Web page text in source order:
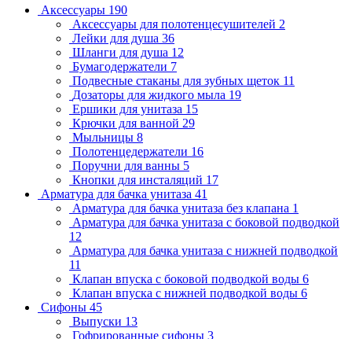
Аксессуары 190
Аксессуары для полотенцесушителей 2
Лейки для душа 36
Шланги для душа 12
Бумагодержатели 7
Подвесные стаканы для зубных щеток 11
Дозаторы для жидкого мыла 19
Ершики для унитаза 15
Крючки для ванной 29
Мыльницы 8
Полотенцедержатели 16
Поручни для ванны 5
Кнопки для инсталяций 17
Арматура для бачка унитаза 41
Арматура для бачка унитаза без клапана 1
Арматура для бачка унитаза с боковой подводкой
12
Арматура для бачка унитаза с нижней подводкой
11
Клапан впуска с боковой подводкой воды 6
Клапан впуска с нижней подводкой воды 6
Сифоны 45
Выпуски 13
Гофрированные сифоны 3